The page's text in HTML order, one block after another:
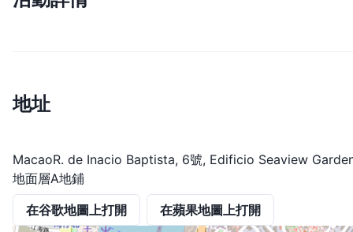
地址
MacaoR. de Inacio Baptista, 6號, Edificio Seaview
地面層A地鋪
在谷歌地圖上打開 在蘋果地圖上打開